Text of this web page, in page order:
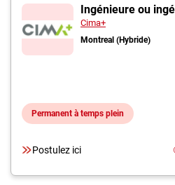
Inscrivez-vous à l'infolettre
Employeurs
Ingénieure ou
Cima+
Montreal (Hybride)
Permanent à temps plein
Postulez ici